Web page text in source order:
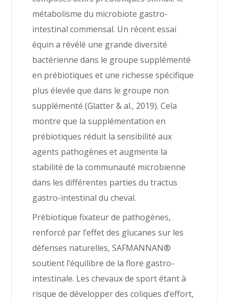
métabolisme du microbiote gastro-
intestinal commensal. Un récent essai
équin a révélé une grande diversité
bactérienne dans le groupe supplémenté
en prébiotiques et une richesse spécifique
plus élevée que dans le groupe non
supplémenté (Glatter & al., 2019). Cela
montre que la supplémentation en
prébiotiques réduit la sensibilité aux
agents pathogènes et augmente la
stabilité de la communauté microbienne
dans les différentes parties du tractus
gastro-intestinal du cheval.
Prébiotique fixateur de pathogènes,
renforcé par l’effet des glucanes sur les
défenses naturelles, SAFMANNAN®
soutient l’équilibre de la flore gastro-
intestinale. Les chevaux de sport étant à
risque de développer des coliques d’effort,